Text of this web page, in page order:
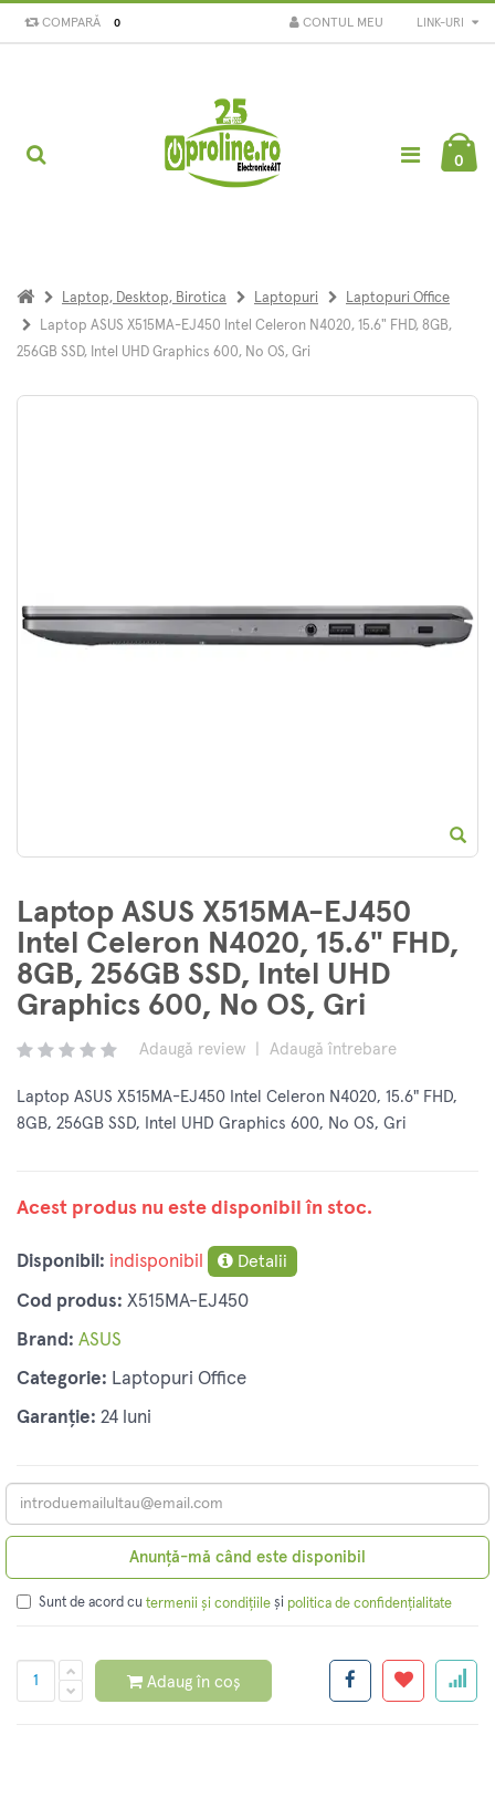
COMPARĂ 0 LINK-URI
CONTUL MEU
0
Laptop, Desktop, Birotica Laptopuri
Laptopuri Office
Laptop ASUS X515MA-EJ450 Intel Celeron N4020, 15.6" FHD, 8GB,
256GB SSD, Intel UHD Graphics 600, No OS, Gri
Laptop ASUS X515MA-EJ450
Intel Celeron N4020, 15.6" FHD,
8GB, 256GB SSD, Intel UHD
Graphics 600, No OS, Gri
Adaugă review Adaugă întrebare
Laptop ASUS X515MA-EJ450 Intel Celeron N4020, 15.6" FHD,
8GB, 256GB SSD, Intel UHD Graphics 600, No OS, Gri
Acest produs nu este disponibil în stoc.
Disponibil: indisponibil Detalii
Cod produs: X515MA-EJ450
Brand: ASUS
Categorie: Laptopuri Office
Garanție: 24 luni
Anunță-mă când este disponibil
Sunt de acord cu termenii și condițiile și politica de confidențialitate
Adaug în coș